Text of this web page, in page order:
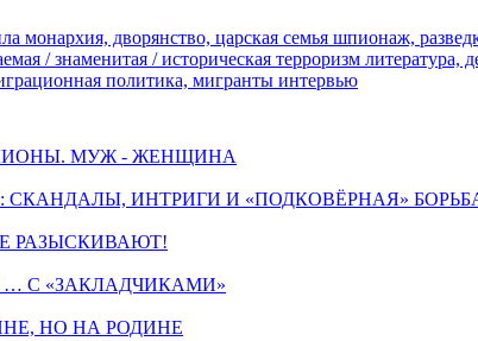
монархия, дворянство, царская семья шпионаж,
/ знаменитая / историческая терроризм литература,
политика, мигранты интервью
МУЖ - ЖЕНЩИНА
СКАНДАЛЫ, ИНТРИГИ И «ПОДКОВЁРНАЯ»
РАЗЫСКИВАЮТ!
С «ЗАКЛАДЧИКАМИ»
НО НА РОДИНЕ